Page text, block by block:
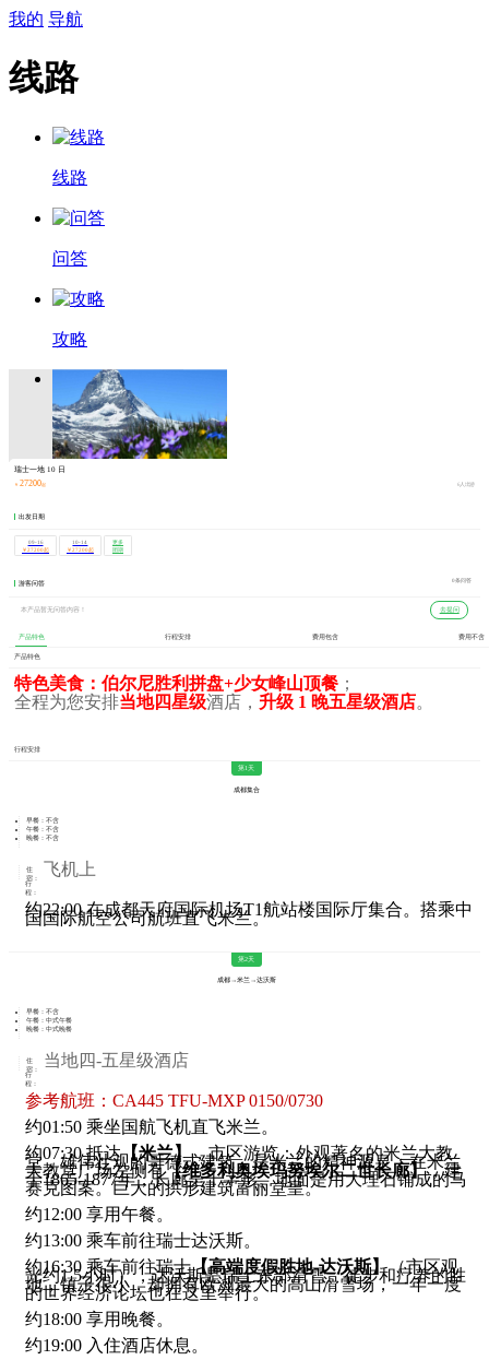
我的 导航
线路
线路
问答
攻略
瑞士一地 10 日
￥ 27200起 6人出游
出发日期
09-16
￥27200起
10-14
￥27200起
更多
团期
游客问答
0条问答
本产品暂无问答内容！ 去提问
产品特色 行程安排 费用包含 费用不含
产品特色
特色美食：伯尔尼胜利拼盘+少女峰山顶餐 ；
全程为您安排当地四星级酒店， 升级 1 晚五星级酒店。
行程安排
第1天
成都集合
早餐：不含
午餐：不含
晚餐：不含
住
宿：
飞机上
行
程：
约22:00 在成都天府国际机场T1航站楼国际厅集合。搭乘中
国国际航空公司航班直飞米兰。
第2天
成都→米兰→达沃斯
早餐：不含
午餐：中式午餐
晚餐：中式晚餐
住
宿：
当地四-五星级酒店
行
程：
参考航班：CA445 TFU-MXP 0150/0730
约01:50 乘坐国航飞机直飞米兰。
约07:30 抵达【米兰】，市区游览：外观著名的米兰大教
堂，雄伟壮观的哥德式建筑，是米兰的精神源泉；在米兰
大教堂广场左侧有【维多利奥埃玛努埃尔二世长廊】，建
于1865-1877年，长廊呈十字形。地面是用大理石铺成的马
赛克图案。巨大的拱形建筑富丽堂皇。
约12:00 享用午餐。
约13:00 乘车前往瑞士达沃斯。
约16:30 乘车前往瑞士【高端度假胜地-达沃斯】（市区观
光约1.5小时），达沃斯是瑞士东部滑雪、徒步和疗养的胜
地，镇子很小，却拥有欧洲最大的高山滑雪场，一年一度
的世界经济论坛也在这里举行。
约18:00 享用晚餐。
约19:00 入住酒店休息。